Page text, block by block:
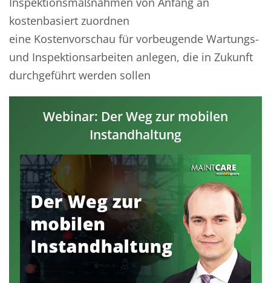
kostenbasiert zuordnen
eine Kostenvorschau für vorbeugende Wartungs-
und Inspektionsarbeiten anlegen, die in Zukunft
durchgeführt werden sollen
Webinar: Der Weg zur mobilen
Instandhaltung